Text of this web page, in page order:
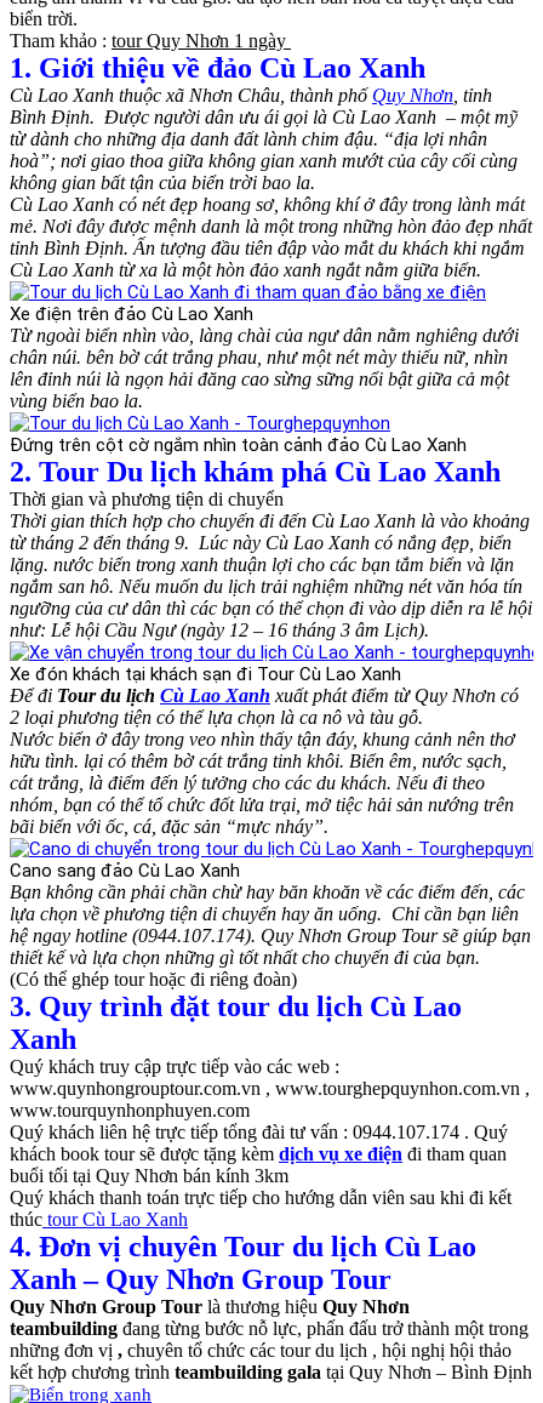
biển trời.
Tham khảo : tour Quy Nhơn 1 ngày
1. Giới thiệu về đảo Cù Lao Xanh
Cù Lao Xanh thuộc xã Nhơn Châu, thành phố Quy Nhơn , tỉnh
Bình Định. Được người dân ưu ái gọi là Cù Lao Xanh – một mỹ
từ dành cho những địa danh đất lành chim đậu. “địa lợi nhân
hoà”; nơi giao thoa giữa không gian xanh mướt của cây cối cùng
không gian bất tận của biển trời bao la.
Cù Lao Xanh có nét đẹp hoang sơ, không khí ở đây trong lành mát
mẻ. Nơi đây được mệnh danh là một trong những hòn đảo đẹp nhất
tỉnh Bình Định. Ấn tượng đầu tiên đập vào mắt du khách khi ngắm
Cù Lao Xanh từ xa là một hòn đảo xanh ngắt nằm giữa biển.
Xe điện trên đảo Cù Lao Xanh
Từ ngoài biển nhìn vào, làng chài của ngư dân nằm nghiêng dưới
chân núi. bên bờ cát trắng phau, như một nét mày thiếu nữ, nhìn
lên đỉnh núi là ngọn hải đăng cao sừng sững nổi bật giữa cả một
vùng biển bao la.
Đứng trên cột cờ ngắm nhìn toàn cảnh đảo Cù Lao Xanh
2. Tour Du lịch khám phá Cù Lao Xanh
Thời gian và phương tiện di chuyển
Thời gian thích hợp cho chuyến đi đến Cù Lao Xanh là vào khoảng
từ tháng 2 đến tháng 9. Lúc này Cù Lao Xanh có nắng đẹp, biển
lặng. nước biển trong xanh thuận lợi cho các bạn tắm biển và lặn
ngắm san hô. Nếu muốn du lịch trải nghiệm những nét văn hóa tín
ngưỡng của cư dân thì các bạn có thể chọn đi vào dịp diễn ra lễ hội
như: Lễ hội Cầu Ngư (ngày 12 – 16 tháng 3 âm Lịch).
Xe đón khách tại khách sạn đi Tour Cù Lao Xanh
Để đi Tour du lịch Cù Lao Xanh xuất phát điểm từ Quy Nhơn có
2 loại phương tiện có thể lựa chọn là ca nô và tàu gỗ.
Nước biển ở đây trong veo nhìn thấy tận đáy, khung cảnh nên thơ
hữu tình. lại có thêm bờ cát trắng tinh khôi. Biển êm, nước sạch,
cát trắng, là điểm đến lý tưởng cho các du khách. Nếu đi theo
nhóm, bạn có thể tổ chức đốt lửa trại, mở tiệc hải sản nướng trên
bãi biển với ốc, cá, đặc sản “mực nháy”.
Cano sang đảo Cù Lao Xanh
Bạn không cần phải chần chừ hay băn khoăn về các điểm đến, các
lựa chọn về phương tiện di chuyển hay ăn uống. Chỉ cần bạn liên
hệ ngay hotline (0944.107.174). Quy Nhơn Group Tour sẽ giúp bạn
thiết kế và lựa chọn những gì tốt nhất cho chuyến đi của bạn.
(Có thể ghép tour hoặc đi riêng đoàn)
3. Quy trình đặt tour du lịch Cù Lao
Xanh
Quý khách truy cập trực tiếp vào các web :
www.quynhongrouptour.com.vn , www.tourghepquynhon.com.vn ,
www.tourquynhonphuyen.com
Quý khách liên hệ trực tiếp tổng đài tư vấn : 0944.107.174 . Quý
khách book tour sẽ được tặng kèm dịch vụ xe điện đi tham quan
buổi tối tại Quy Nhơn bán kính 3km
Quý khách thanh toán trực tiếp cho hướng dẫn viên sau khi đi kết
thúc tour Cù Lao Xanh
4. Đơn vị chuyên Tour du lịch Cù Lao
Xanh – Quy Nhơn Group Tour
Quy Nhơn Group Tour là thương hiệu Quy Nhơn
teambuilding đang từng bước nỗ lực, phấn đấu trở thành một trong
những đơn vị , chuyên tổ chức các tour du lịch , hội nghị hội thảo
kết hợp chương trình teambuilding gala tại Quy Nhơn – Bình Định